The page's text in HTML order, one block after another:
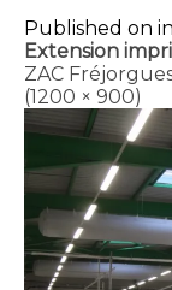
Published on in
Extension
ZAC
(1200 × 900)